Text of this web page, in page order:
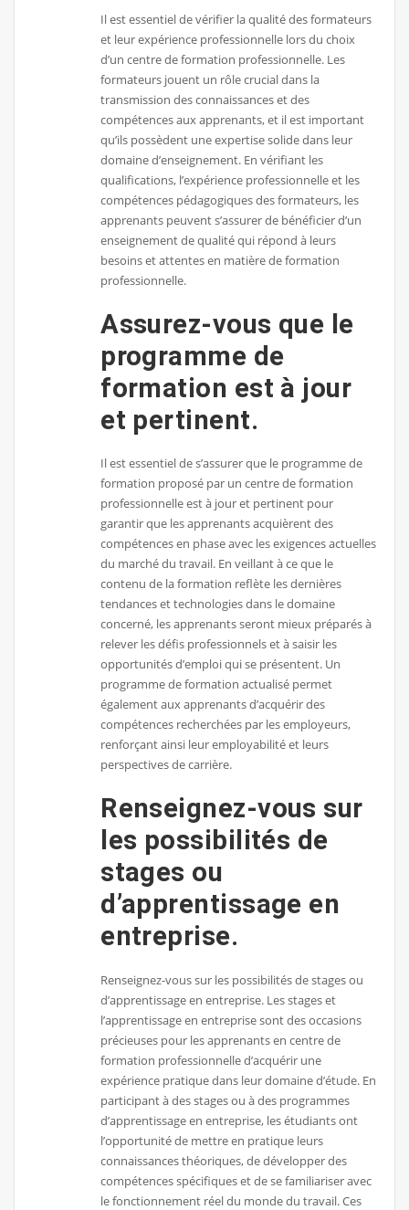
Il est essentiel de vérifier la qualité des formateurs
et leur expérience professionnelle lors du choix
d’un centre de formation professionnelle. Les
formateurs jouent un rôle crucial dans la
transmission des connaissances et des
compétences aux apprenants, et il est important
qu’ils possèdent une expertise solide dans leur
domaine d’enseignement. En vérifiant les
qualifications, l’expérience professionnelle et les
compétences pédagogiques des formateurs, les
apprenants peuvent s’assurer de bénéficier d’un
enseignement de qualité qui répond à leurs
besoins et attentes en matière de formation
professionnelle.
Assurez-vous que le
programme de
formation est à jour
et pertinent.
Il est essentiel de s’assurer que le programme de
formation proposé par un centre de formation
professionnelle est à jour et pertinent pour
garantir que les apprenants acquièrent des
compétences en phase avec les exigences actuelles
du marché du travail. En veillant à ce que le
contenu de la formation reflète les dernières
tendances et technologies dans le domaine
concerné, les apprenants seront mieux préparés à
relever les défis professionnels et à saisir les
opportunités d’emploi qui se présentent. Un
programme de formation actualisé permet
également aux apprenants d’acquérir des
compétences recherchées par les employeurs,
renforçant ainsi leur employabilité et leurs
perspectives de carrière.
Renseignez-vous sur
les possibilités de
stages ou
d’apprentissage en
entreprise.
Renseignez-vous sur les possibilités de stages ou
d’apprentissage en entreprise. Les stages et
l’apprentissage en entreprise sont des occasions
précieuses pour les apprenants en centre de
formation professionnelle d’acquérir une
expérience pratique dans leur domaine d’étude. En
participant à des stages ou à des programmes
d’apprentissage en entreprise, les étudiants ont
l’opportunité de mettre en pratique leurs
connaissances théoriques, de développer des
compétences spécifiques et de se familiariser avec
le fonctionnement réel du monde du travail. Ces